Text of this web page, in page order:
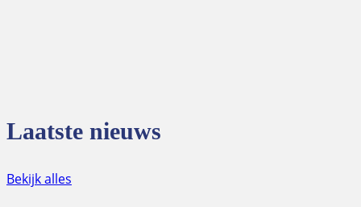
Laatste nieuws
Bekijk alles